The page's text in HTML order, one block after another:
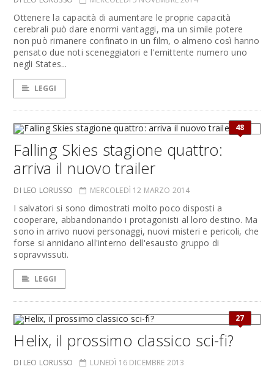
Ottenere la capacità di aumentare le proprie capacità
cerebrali può dare enormi vantaggi, ma un simile potere
non può rimanere confinato in un film, o almeno così hanno
pensato due noti sceneggiatori e l'emittente numero uno
negli States...
LEGGI
48
Falling Skies stagione quattro:
arriva il nuovo trailer
DI LEO LORUSSO MERCOLEDÌ 12 MARZO 2014
I salvatori si sono dimostrati molto poco disposti a
cooperare, abbandonando i protagonisti al loro destino. Ma
sono in arrivo nuovi personaggi, nuovi misteri e pericoli, che
forse si annidano all'interno dell'esausto gruppo di
sopravvissuti.
LEGGI
27
Helix, il prossimo classico sci-fi?
DI LEO LORUSSO LUNEDÌ 16 DICEMBRE 2013